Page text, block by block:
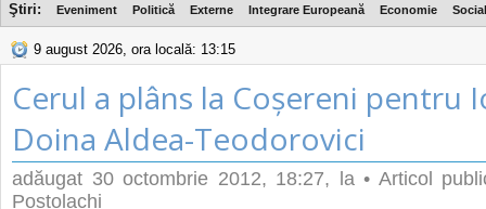
Ştiri: Eveniment Politică Externe Integrare Europeană Economie Social
9 august 2026, ora locală: 13:15
Cerul a plâns la Coșereni pentru
Doina Aldea-Teodorovici
adăugat 30 octombrie 2012, 18:27, la • Articol
Postolachi